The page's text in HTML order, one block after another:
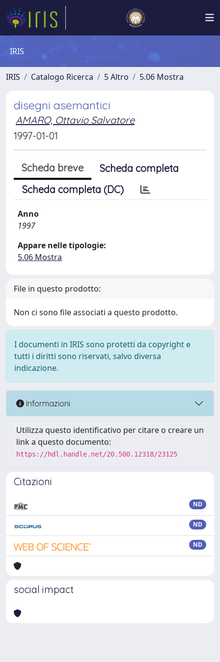
IRIS
IRIS Catalogo Ricerca 5 Altro 5.06 Mostra
disegni asemantici
AMARO, Ottavio Salvatore
1997-01-01
Scheda breve
Scheda completa
Scheda completa (DC)
Anno
1997
Appare nelle tipologie:
5.06 Mostra
File in questo prodotto:
Non ci sono file associati a questo prodotto.
I documenti in IRIS sono protetti da copyright e
tutti i diritti sono riservati, salvo diversa
indicazione.
Informazioni
Utilizza questo identificativo per citare o creare un
link a questo documento:
https://hdl.handle.net/20.500.12318/23125
Citazioni
ND
ND
ND
social impact